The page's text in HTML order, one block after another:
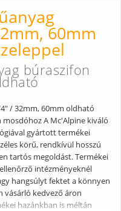
60mm
búraszifon
/ 32mm, 60mm oldható
A Mc'Alpine kiváló
gyártott termékei
körű, rendkívül hosszú
tartós megoldást. Termékei
intézményeknél
hangsúlyt fektet a könnyen
vásárló kedvező áron
hazánkban is méltán